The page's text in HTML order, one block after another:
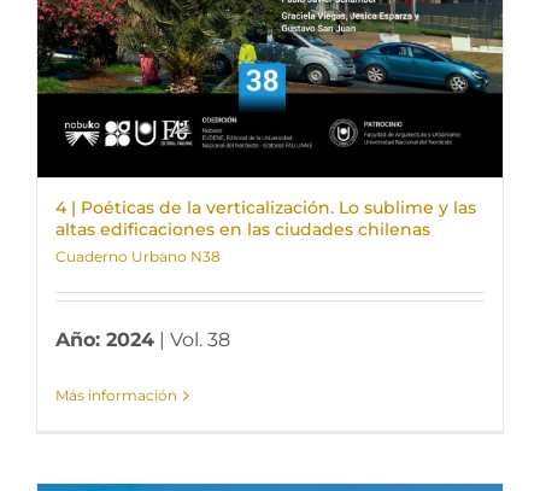
4 | Poéticas de la verticalización. Lo sublime y las
altas edificaciones en las ciudades chilenas
Cuaderno Urbano N38
Año: 2024 | Vol. 38
Más información